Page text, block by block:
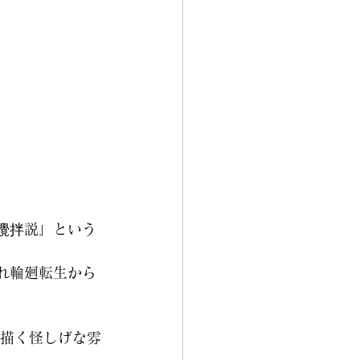
拌説」という
輪廻転生から
く怪しげな雰